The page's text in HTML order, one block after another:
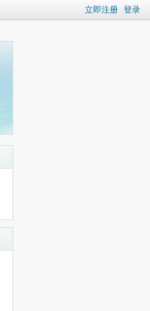
立即注册 登录